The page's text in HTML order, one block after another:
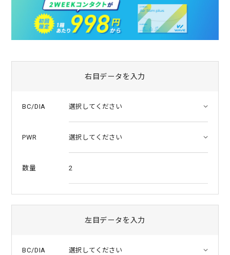
r
a
t
i
n
右目データを入力
BC/DIA
PWR
数量 2
左目データを入力
BC/DIA